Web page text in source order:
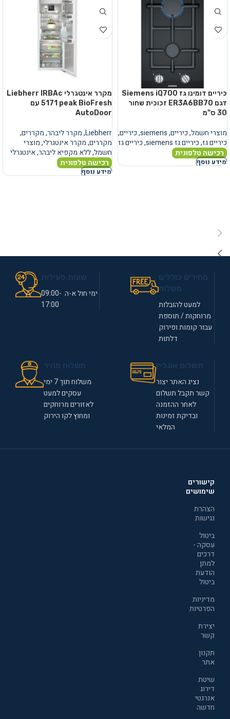
כיריים דומינו גז Siemens iQ700
דגם ER3A6BB70 זכוכית שחור
30 ס"מ
מוצרי חשמל,כיריים,
siemens
,כיריים,
כיריים גז,כיריים גז siemens ,כיריים גז
רכישה טלפונית
מידע נוסף
מקרר אינטגרלי Liebherr IRBAc
5171 peak BioFresh עם
AutoDoor
Liebherr
,מקרר ליבהר,מקררים,
מקררים,מקרר אינטגרלי,מוצרי
חשמל,ללא מקפיא ליבהר,אינטגרלי
רכישה טלפונית
מידע נוסף
למעט להובלות
מרוחקות / תוספת
עבור קומות ופירוק
דלתות
ימי חול א-ה 09:00-
17:00
נציג האתר יצור
קשר תקבל תשלום
לאחר ההזמנה
ובדיקת זמינות
המלאי
משלוח תוך 7 ימי
עסקים למעט
לאזורים מרוחקים
ומחוץ לקו הירוק
קישורים
שימושים
הצהרת
נגישות
ביטול
עסקה -
דרכים
למתן
הודעת
ביטול
מדיניות
הפרטיות
יצירת
קשר
תקנון
אתר
שיטת
דירוג
אנרגטי
חדשה